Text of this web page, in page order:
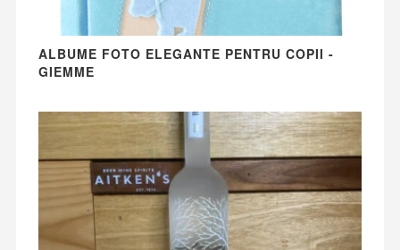
ALBUME FOTO ELEGANTE PENTRU COPII -
GIEMME